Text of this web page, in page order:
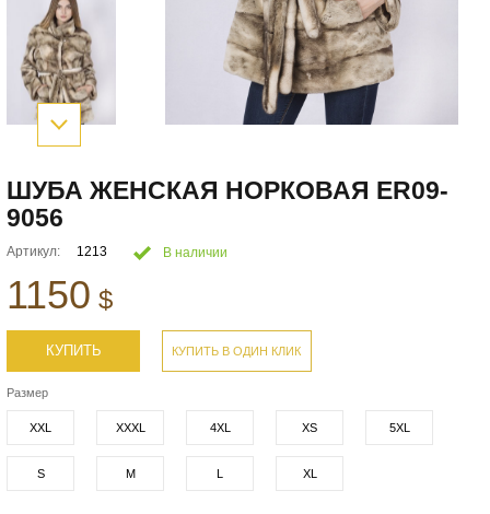
ШУБА ЖЕНСКАЯ НОРКОВАЯ ER09-
9056
Артикул: 1213 В наличии
1150 $
КУПИТЬ КУПИТЬ В ОДИН КЛИК
Размер
XXL XXXL 4XL XS 5XL
S M XL